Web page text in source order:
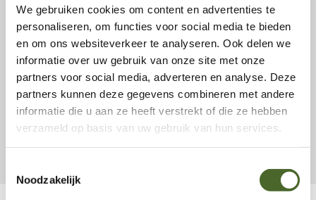
We gebruiken cookies om content en advertenties te
personaliseren, om functies voor social media te bieden
en om ons websiteverkeer te analyseren. Ook delen we
informatie over uw gebruik van onze site met onze
partners voor social media, adverteren en analyse. Deze
partners kunnen deze gegevens combineren met andere
informatie die u aan ze heeft verstrekt of die ze hebben
verzameld op basis van uw gebruik van hun services.
Noodzakelijk
Showtuin Etten-Leur
Meer referenties